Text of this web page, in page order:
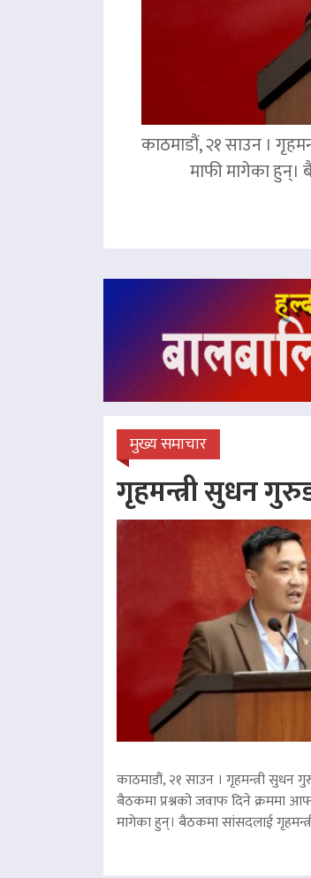
काठमाडौं, २१ साउन ।
माफी मागेका हुन्।
मुख्य समाचार
गृहमन्त्री सुधन
काठमाडौं, २१ साउन । गृहमन्त्री सुधन
बैठकमा प्रश्नको जवाफ दिने क्रममा
मागेका हुन्। बैठकमा सांसदलाई